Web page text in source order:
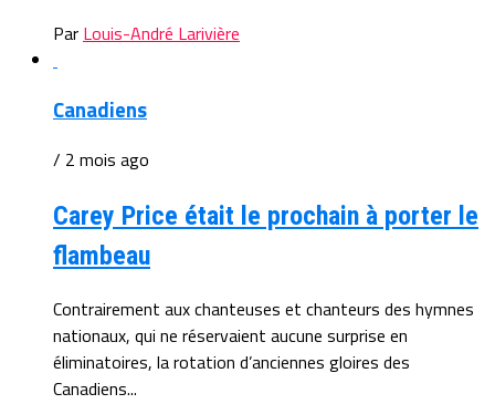
Par Louis-André Larivière
Canadiens
/ 2 mois ago
Carey Price était le prochain à porter le
flambeau
Contrairement aux chanteuses et chanteurs des hymnes
nationaux, qui ne réservaient aucune surprise en
éliminatoires, la rotation d’anciennes gloires des
Canadiens...